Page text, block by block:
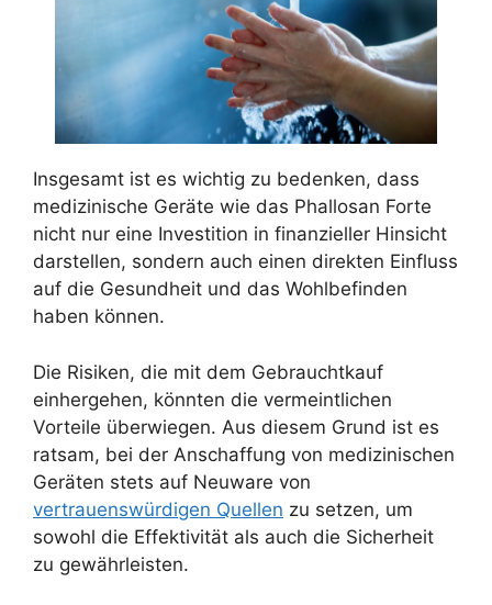
Insgesamt ist es wichtig zu bedenken, dass
medizinische Geräte wie das Phallosan Forte
nicht nur eine Investition in finanzieller Hinsicht
darstellen, sondern auch einen direkten Einfluss
auf die Gesundheit und das Wohlbefinden
haben können.
Die Risiken, die mit dem Gebrauchtkauf
einhergehen, könnten die vermeintlichen
Vorteile überwiegen. Aus diesem Grund ist es
ratsam, bei der Anschaffung von medizinischen
Geräten stets auf Neuware von
vertrauenswürdigen Quellen zu setzen, um
sowohl die Effektivität als auch die Sicherheit
zu gewährleisten.